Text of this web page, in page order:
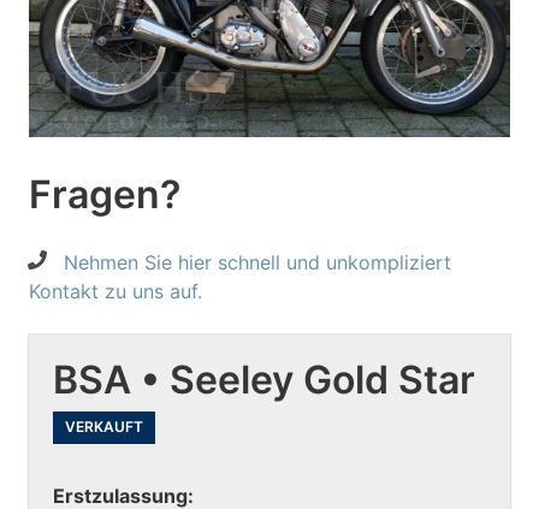
Fragen?
Nehmen Sie hier schnell und unkompliziert
Kontakt zu uns auf.
BSA • Seeley Gold Star
VERKAUFT
Erstzulassung: